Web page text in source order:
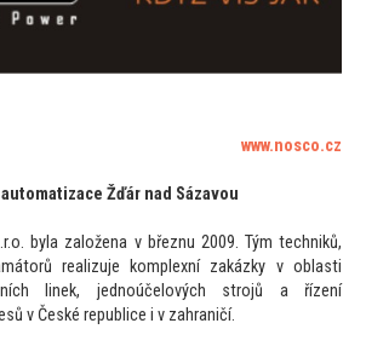
www.nosco.cz
tomatizace Žďár nad Sázavou
byla založena v březnu 2009. Tým techniků,
torů realizuje komplexní zakázky v oblasti
linek, jednoúčelových strojů a řízení
v České republice i v zahraničí.